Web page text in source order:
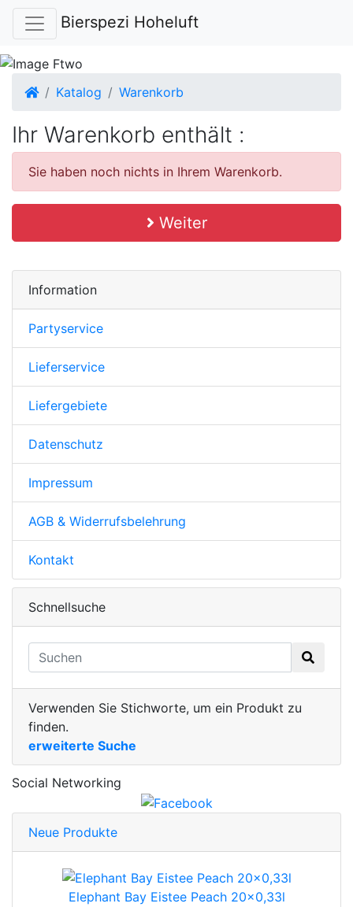
Bierspezi Hoheluft
Startseite
Katalog Warenkorb
Ihr Warenkorb enthält :
Sie haben noch nichts in Ihrem Warenkorb.
Weiter
Information
Partyservice
Lieferservice
Liefergebiete
Datenschutz
Impressum
AGB & Widerrufsbelehrung
Kontakt
Schnellsuche
Verwenden Sie Stichworte, um ein Produkt zu
finden.
erweiterte Suche
Social Networking
Neue Produkte
Elephant Bay Eistee Peach 20x0,33l